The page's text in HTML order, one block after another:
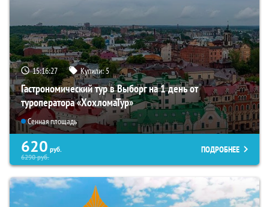
15:16:26 Купили:5
Гастрономический тур в Выборг на 1 день от
туроператора «ХохломаТур»
Сенная площадь
620 руб.
6290руб.
ПОДРОБНЕЕ